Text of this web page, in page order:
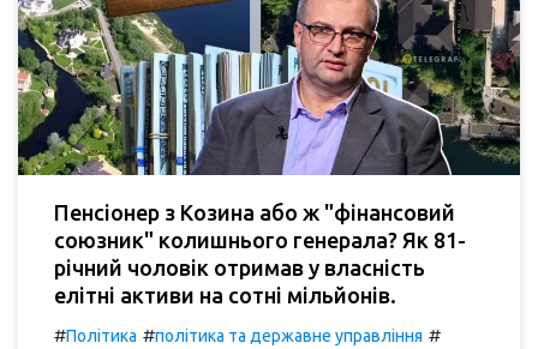
Пенсіонер з Козина або ж "фінансовий
союзник" колишнього генерала? Як 81-
річний чоловік отримав у власність
елітні активи на сотні мільйонів.
#Політика #політика та державне управління #